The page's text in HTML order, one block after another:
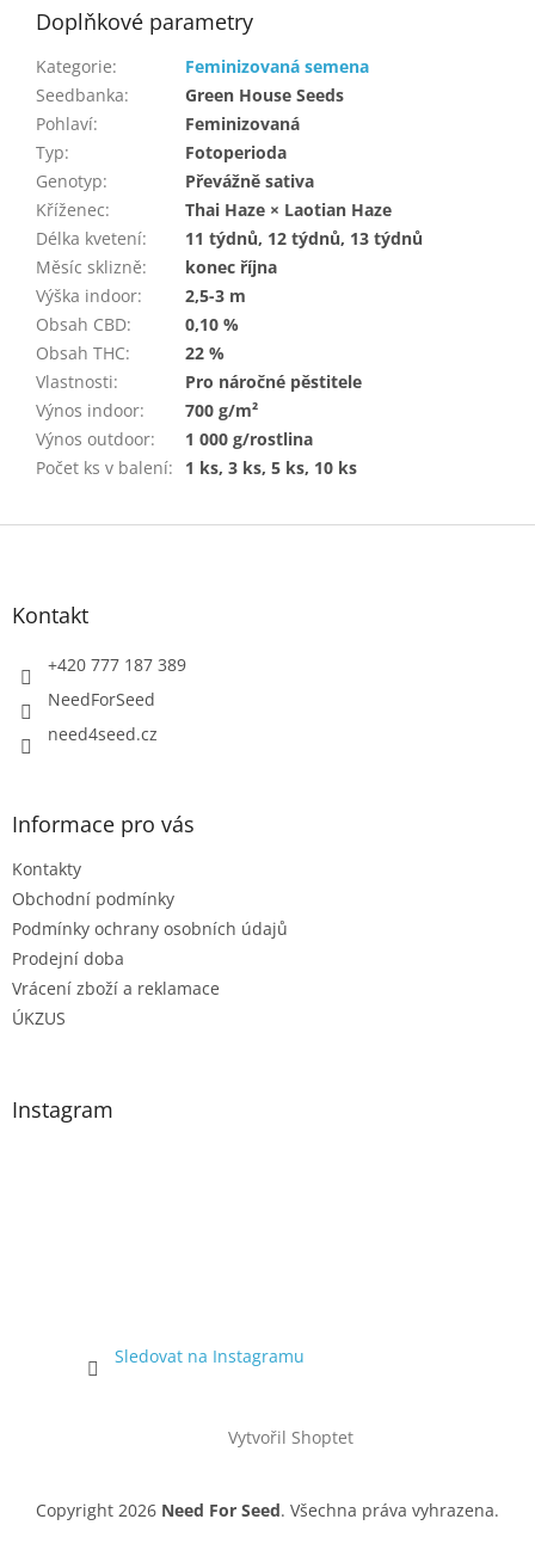
Doplňkové parametry
Kategorie:
Feminizovaná semena
Seedbanka:
Green House Seeds
Pohlaví:
Feminizovaná
Typ:
Fotoperioda
Genotyp:
Převážně sativa
Kříženec:
Thai Haze × Laotian Haze
Délka kvetení:
11 týdnů, 12 týdnů, 13 týdnů
Měsíc sklizně:
konec října
Výška indoor:
2,5-3 m
Obsah CBD:
0,10 %
Obsah THC:
22 %
Vlastnosti:
Pro náročné pěstitele
Výnos indoor:
700 g/m²
Výnos outdoor:
1 000 g/rostlina
Počet ks v balení: 1 ks, 3 ks, 5 ks, 10 ks
Z
Kontakt
+420 777 187 389
NeedForSeed
need4seed.cz
Informace pro vás
Kontakty
Obchodní podmínky
Podmínky ochrany osobních údajů
Prodejní doba
Vrácení zboží a reklamace
ÚKZUS
Instagram
Sledovat na Instagramu
Vytvořil Shoptet
Copyright 2026 Need For Seed. Všechna práva vyhrazena.